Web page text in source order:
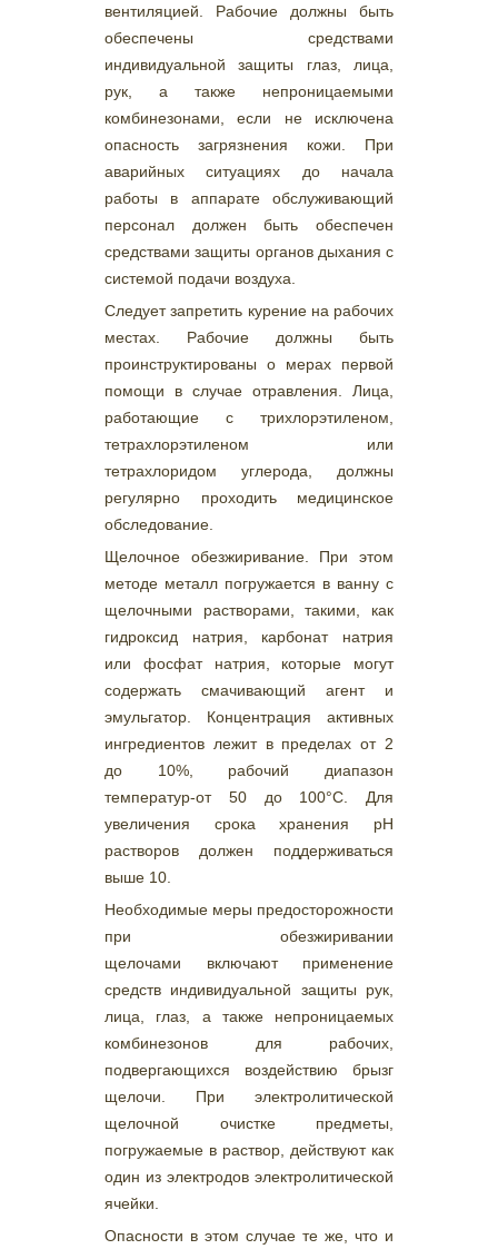
вентиляцией. Рабочие должны быть
обеспечены средствами
индивидуальной защиты глаз, лица,
рук, а также непроницаемыми
комбинезонами, если не исключена
опасность загрязнения кожи. При
аварийных ситуациях до начала
работы в аппарате обслуживающий
персонал должен быть обеспечен
средствами защиты органов дыхания с
системой подачи воздуха.
Следует запретить курение на рабочих
местах. Рабочие должны быть
проинструктированы о мерах первой
помощи в случае отравления. Лица,
работающие с трихлорэтиленом,
тетрахлорэтиленом или
тетрахлоридом углерода, должны
регулярно проходить медицинское
обследование.
Щелочное обезжиривание. При этом
методе металл погружается в ванну с
щелочными растворами, такими, как
гидроксид натрия, карбонат натрия
или фосфат натрия, которые могут
содержать смачивающий агент и
эмульгатор. Концентрация активных
ингредиентов лежит в пределах от 2
до 10%, рабочий диапазон
температур-от 50 до 100°С. Для
увеличения срока хранения pH
растворов должен поддерживаться
выше 10.
Необходимые меры предосторожности
при обезжиривании
щелочами включают применение
средств индивидуальной защиты рук,
лица, глаз, а также непроницаемых
комбинезонов для рабочих,
подвергающихся воздействию брызг
щелочи. При электролитической
щелочной очистке предметы,
погружаемые в раствор, действуют как
один из электродов электролитической
ячейки.
Опасности в этом случае те же, что и